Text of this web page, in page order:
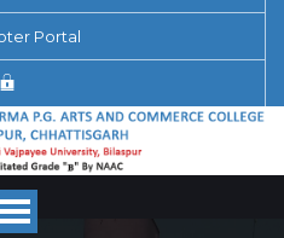
Portal